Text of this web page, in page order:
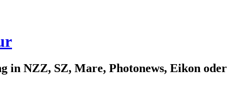
in NZZ, SZ, Mare, Photonews, Eikon oder